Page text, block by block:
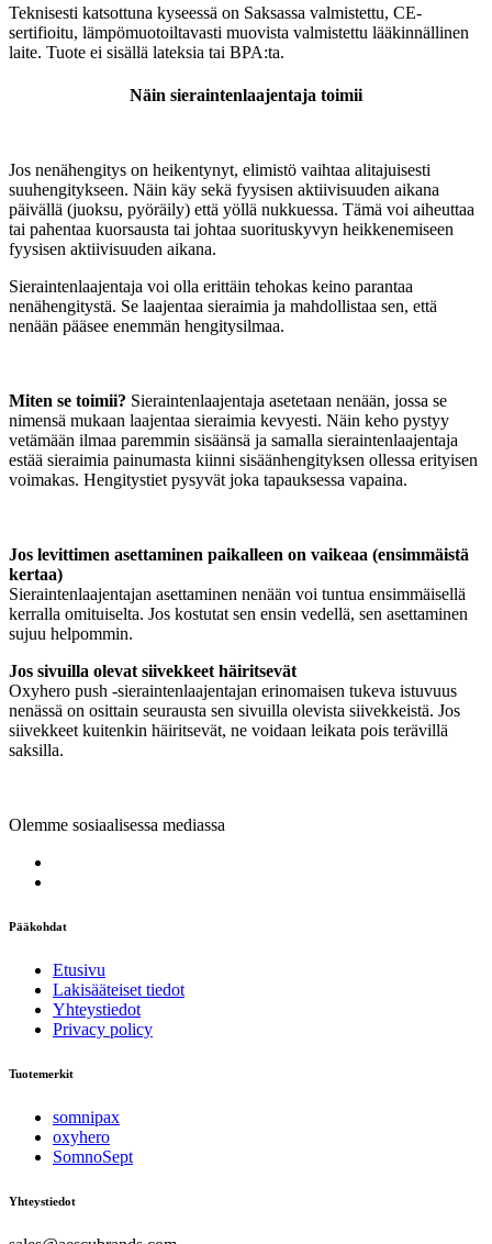
Teknisesti katsottuna kyseessä on Saksassa valmistettu, CE-
sertifioitu, lämpömuotoiltavasti muovista valmistettu lääkinnällinen
laite. Tuote ei sisällä lateksia tai BPA:ta.
Näin sieraintenlaajentaja toimii
Jos nenähengitys on heikentynyt, elimistö vaihtaa alitajuisesti
suuhengitykseen. Näin käy sekä fyysisen aktiivisuuden aikana
päivällä (juoksu, pyöräily) että yöllä nukkuessa. Tämä voi aiheuttaa
tai pahentaa kuorsausta tai johtaa suorituskyvyn heikkenemiseen
fyysisen aktiivisuuden aikana.
Sieraintenlaajentaja voi olla erittäin tehokas keino parantaa
nenähengitystä. Se laajentaa sieraimia ja mahdollistaa sen, että
nenään pääsee enemmän hengitysilmaa.
Miten se toimii? Sieraintenlaajentaja asetetaan nenään, jossa se
nimensä mukaan laajentaa sieraimia kevyesti. Näin keho pystyy
vetämään ilmaa paremmin sisäänsä ja samalla sieraintenlaajentaja
estää sieraimia painumasta kiinni sisäänhengityksen ollessa erityisen
voimakas. Hengitystiet pysyvät joka tapauksessa vapaina.
Jos levittimen asettaminen paikalleen on vaikeaa (ensimmäistä
kertaa)
Sieraintenlaajentajan asettaminen nenään voi tuntua ensimmäisellä
kerralla omituiselta. Jos kostutat sen ensin vedellä, sen asettaminen
sujuu helpommin.
Jos sivuilla olevat siivekkeet häiritsevät
Oxyhero push -sieraintenlaajentajan erinomaisen tukeva istuvuus
nenässä on osittain seurausta sen sivuilla olevista siivekkeistä. Jos
siivekkeet kuitenkin häiritsevät, ne voidaan leikata pois terävillä
saksilla.
Olemme sosiaalisessa mediassa
Pääkohdat
Etusivu
Lakisääteiset tiedot
Yhteystiedot
Privacy policy
Tuotemerkit
somnipax
oxyhero
SomnoSept
Yhteystiedot